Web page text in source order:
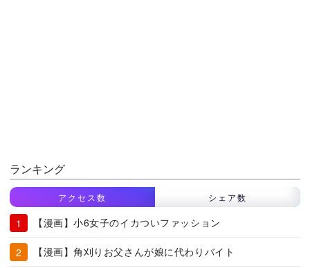
ランキング
アクセス数 シェア数
【漫画】小6女子のイカついファッション
【漫画】角刈りお父さんが娘に代わりバイト